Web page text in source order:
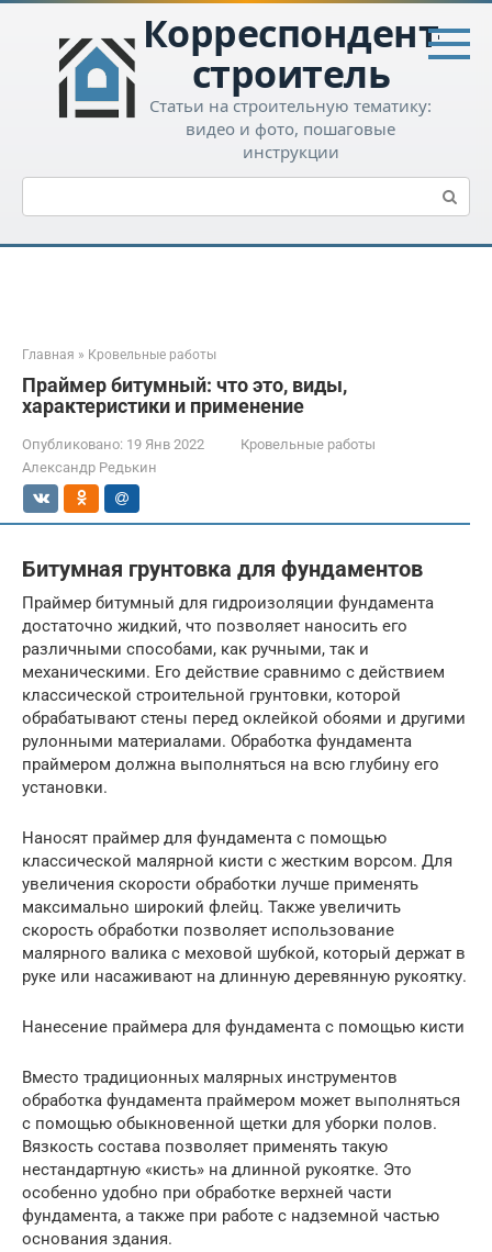
Перейти
контенту
Корреспондент-
строитель
Статьи на строительную тематику:
видео и фото, пошаговые
инструкции
Поиск:
Главная » Кровельные работы
Праймер битумный: что это, виды,
характеристики и применение
Опубликовано: 19 Янв 2022
Кровельные работы
Александр Редькин
Битумная грунтовка для фундаментов
Праймер битумный для гидроизоляции фундамента
достаточно жидкий, что позволяет наносить его
различными способами, как ручными, так и
механическими. Его действие сравнимо с действием
классической строительной грунтовки, которой
обрабатывают стены перед оклейкой обоями и другими
рулонными материалами. Обработка фундамента
праймером должна выполняться на всю глубину его
установки.
Наносят праймер для фундамента с помощью
классической малярной кисти с жестким ворсом. Для
увеличения скорости обработки лучше применять
максимально широкий флейц. Также увеличить
скорость обработки позволяет использование
малярного валика с меховой шубкой, который держат в
руке или насаживают на длинную деревянную рукоятку.
Нанесение праймера для фундамента с помощью кисти
Вместо традиционных малярных инструментов
обработка фундамента праймером может выполняться
с помощью обыкновенной щетки для уборки полов.
Вязкость состава позволяет применять такую
нестандартную «кисть» на длинной рукоятке. Это
особенно удобно при обработке верхней части
фундамента, а также при работе с надземной частью
основания здания.